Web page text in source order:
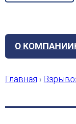
О КОМПАНИИ
Главная ›